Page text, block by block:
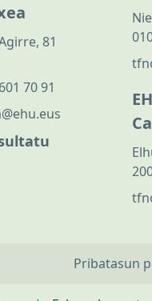
81
70 91
Pribatasun